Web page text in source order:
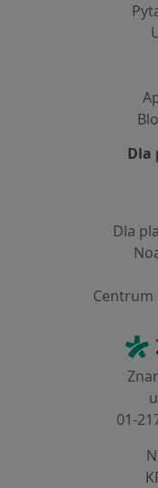
Dla
Dla
Centrum
01-